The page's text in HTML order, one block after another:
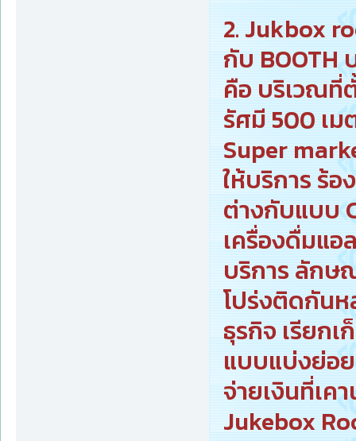
2. Jukbox
กับ BOOTH
คือ บริเวณที่
รัศมี 500 เม
Super
ให้บริการ ร้อ
ต่างกับแบบ
เครื่องดื่มแ
บริการ ลักษ
โปร่งติดกันห
ธุรกิจ เรียก
แบบแบ่งย่อ
จ่ายเงินที่เค
Jukebox